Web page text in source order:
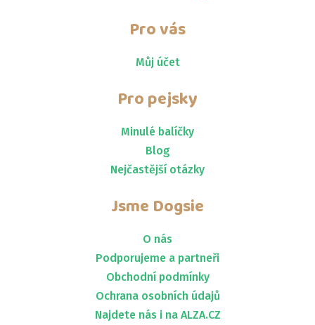
Pro vás
Můj účet
Pro pejsky
Minulé balíčky
Blog
Nejčastější otázky
Jsme Dogsie
O nás
Podporujeme a partneři
Obchodní podmínky
Ochrana osobních údajů
Najdete nás i na ALZA.CZ